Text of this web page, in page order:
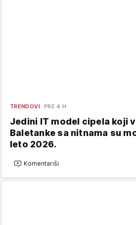
TRENDOVI PRE 4 H
Jedini IT model cipela koji
Baletanke sa nitnama su
leto 2026.
Komentariši